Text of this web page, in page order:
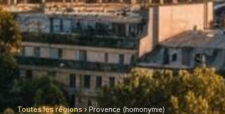
Toutes les régions › Provence (homonymie)